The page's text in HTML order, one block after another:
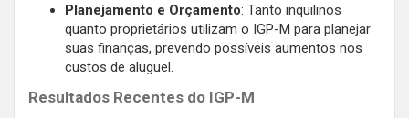
Planejamento e Orçamento: Tanto inquilinos
quanto proprietários utilizam o IGP-M para planejar
suas finanças, prevendo possíveis aumentos nos
custos de aluguel.
Resultados Recentes do IGP-M